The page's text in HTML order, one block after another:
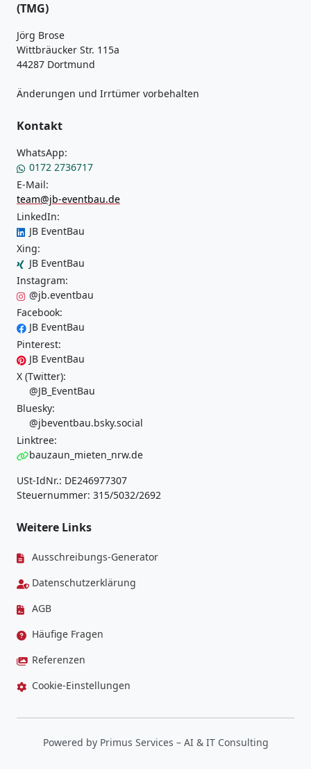
(TMG)
Jörg Brose
Wittbräucker Str. 115a
44287 Dortmund
Änderungen und Irrtümer vorbehalten
Kontakt
WhatsApp:
0172 2736717
E-Mail:
team@jb-eventbau.de
LinkedIn:
JB EventBau
Xing:
JB EventBau
Instagram:
@jb.eventbau
Facebook:
JB EventBau
Pinterest:
JB EventBau
X (Twitter):
@JB_EventBau
Bluesky:
@jbeventbau.bsky.social
Linktree:
bauzaun_mieten_nrw.de
USt-IdNr.: DE246977307
Steuernummer: 315/5032/2692
Weitere Links
Ausschreibungs-Generator
Datenschutzerklärung
AGB
Häufige Fragen
Referenzen
Cookie-Einstellungen
Powered by Primus Services – AI & IT Consulting